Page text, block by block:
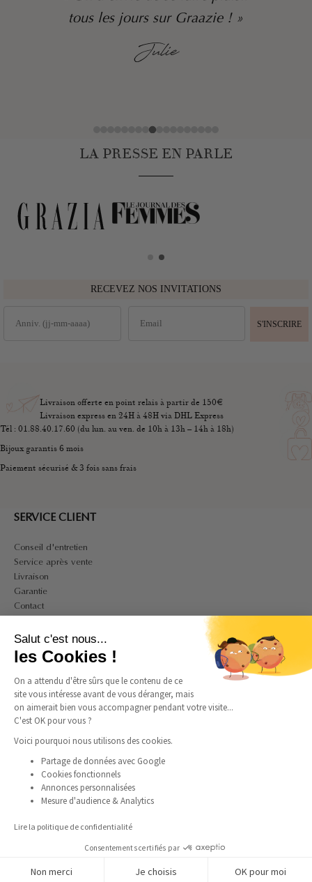
Salut c'est nous...
les Cookies !
On a attendu d'être sûrs que le contenu de ce
site vous intéresse avant de vous déranger, mais
on aimerait bien vous accompagner pendant votre visite...
C'est OK pour vous ?
Voici pourquoi nous utilisons des cookies.
Partage de données avec Google
Cookies fonctionnels
Annonces personnalisées
Mesure d'audience & Analytics
Lire la politique de confidentialité
Consentements certifiés par
Non merci Je choisis OK pour moi
tous les jours sur Graazie ! »
Julie
LA PRESSE EN PARLE
RECEVEZ NOS INVITATIONS
S'INSCRIRE
Livraison offerte en point relais à partir de 150€
Livraison express en 24H à 48H via DHL Express
Tél : 01.88.40.17.60 (du lun. au ven. de 10h à 13h – 14h à 18h)
Bijoux garantis 6 mois
Paiement sécurisé & 3 fois sans frais
SERVICE CLIENT
Conseil d'entretien
Service après vente
Livraison
Garantie
Contact
Mon compte
CGU
Politique de confidentialité et de cookies
Mentions légales
Guide des tailles bagues
Guide des tailles colliers
SUIVEZ-NOUS